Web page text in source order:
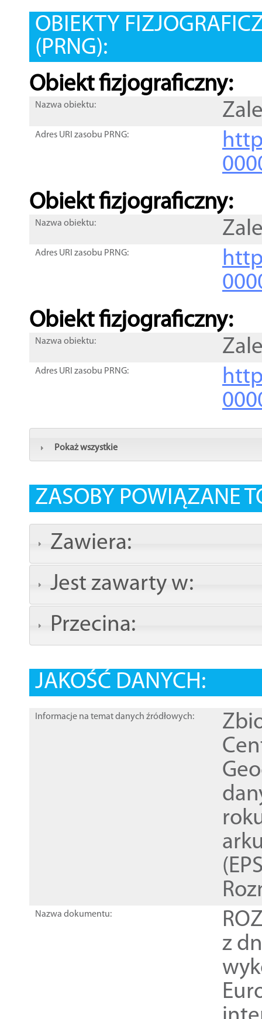
OBIEKTY
(PRNG):
Obiekt fizjograficzny:
Nazwa obiektu:
Adres URI zasobu PRNG:
Obiekt fizjograficzny:
Nazwa obiektu:
Adres URI zasobu PRNG:
Obiekt fizjograficzny:
Nazwa obiektu:
Adres URI zasobu PRNG:
Pokaż wszystkie
ZASOBY POWIĄZANE
Zawiera:
Jest zawarty w:
Przecina:
JAKOŚĆ DANYCH:
Informacje na temat danych źródłowych:
Nazwa dokumentu:
z